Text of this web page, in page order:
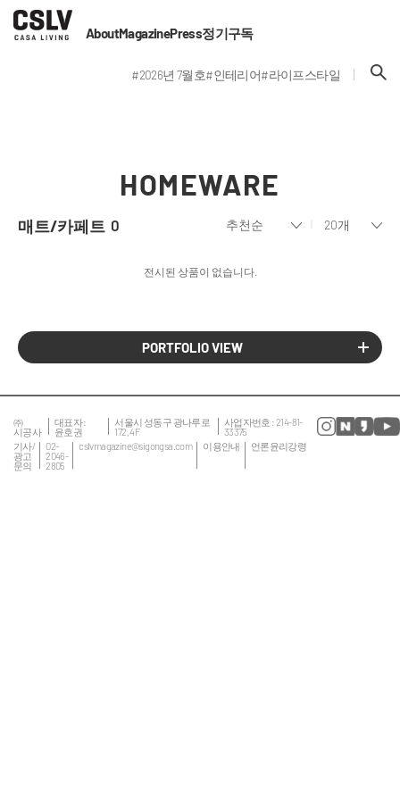
AboutMagazinePress정기구독
#2026년 7월호#인테리어#라이프스타일
HOMEWARE
매트/카페트 0
전시된 상품이 없습니다.
PORTFOLIO VIEW
㈜
시공사
대표자 :
윤호권
서울시 성동구 광나루로
172, 4F
사업자번호 : 214-81-
33375
기사/
광고
문의
02-
2046-
2805
cslvmagazine@sigongsa.com 이용안내 언론윤리강령